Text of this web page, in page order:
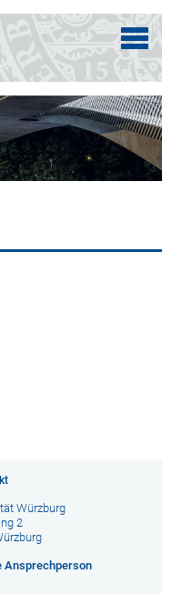
Würzburg
2
Ansprechperson